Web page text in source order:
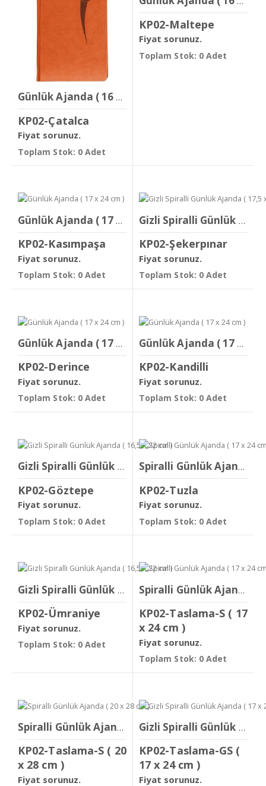
Günlük Ajanda ( 16 x 24 cm )
KP02-Çatalca
Fiyat sorunuz.
Toplam Stok: 0 Adet
KP02-Maltepe
Fiyat sorunuz.
Toplam Stok: 0 Adet
Günlük Ajanda ( 17 x 24 cm )
KP02-Kasımpaşa
Fiyat sorunuz.
Toplam Stok: 0 Adet
Gizli Spiralli Günlük Ajanda ( 17,5 x 24 cm )
KP02-Şekerpınar
Fiyat sorunuz.
Toplam Stok: 0 Adet
Günlük Ajanda ( 17 x 24 cm )
KP02-Derince
Fiyat sorunuz.
Toplam Stok: 0 Adet
Günlük Ajanda ( 17 x 24 cm )
KP02-Kandilli
Fiyat sorunuz.
Toplam Stok: 0 Adet
Gizli Spiralli Günlük Ajanda ( 16,5 x 22 cm )
KP02-Göztepe
Fiyat sorunuz.
Toplam Stok: 0 Adet
Spiralli Günlük Ajanda ( 17 x 24 cm )
KP02-Tuzla
Fiyat sorunuz.
Toplam Stok: 0 Adet
Gizli Spiralli Günlük Ajanda ( 16,5 x 22 cm )
KP02-Ümraniye
Fiyat sorunuz.
Toplam Stok: 0 Adet
Spiralli Günlük Ajanda ( 17 x 24 cm )
KP02-Taslama-S ( 17
x 24 cm )
Fiyat sorunuz.
Toplam Stok: 0 Adet
Spiralli Günlük Ajanda ( 20 x 28 cm )
KP02-Taslama-S ( 20
x 28 cm )
Fiyat sorunuz.
Gizli Spiralli Günlük Ajanda ( 17 x 24 cm )
KP02-Taslama-GS (
17 x 24 cm )
Fiyat sorunuz.